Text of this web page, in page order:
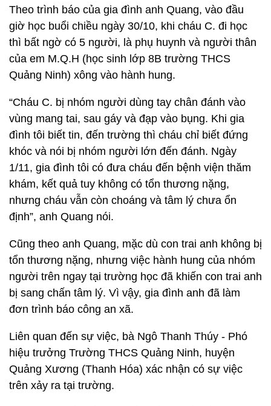
Theo trình báo của gia đình anh Quang, vào đầu
giờ học buổi chiều ngày 30/10, khi cháu C. đi học
thì bất ngờ có 5 người, là phụ huynh và người thân
của em M.Q.H (học sinh lớp 8B trường THCS
Quảng Ninh) xông vào hành hung.
“Cháu C. bị nhóm người dùng tay chân đánh vào
vùng mang tai, sau gáy và đạp vào bụng. Khi gia
đình tôi biết tin, đến trường thì cháu chỉ biết đứng
khóc và nói bị nhóm người lớn đến đánh. Ngày
1/11, gia đình tôi có đưa cháu đến bệnh viện thăm
khám, kết quả tuy không có tổn thương nặng,
nhưng cháu vẫn còn choáng và tâm lý chưa ổn
định”, anh Quang nói.
Cũng theo anh Quang, mặc dù con trai anh không bị
tổn thương nặng, nhưng việc hành hung của nhóm
người trên ngay tại trường học đã khiến con trai anh
bị sang chấn tâm lý. Vì vậy, gia đình anh đã làm
đơn trình báo công an xã.
Liên quan đến sự việc, bà Ngô Thanh Thúy - Phó
hiệu trưởng Trường THCS Quảng Ninh, huyện
Quảng Xương (Thanh Hóa) xác nhận có sự việc
trên xảy ra tại trường.